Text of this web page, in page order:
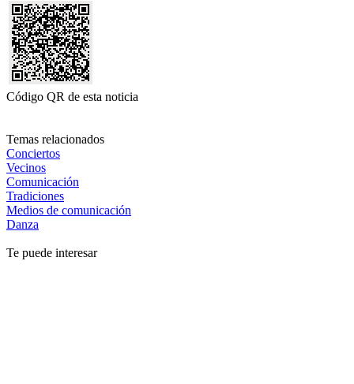
Código QR de esta noticia
Temas relacionados
Conciertos
Vecinos
Comunicación
Tradiciones
Medios de comunicación
Danza
Te puede interesar